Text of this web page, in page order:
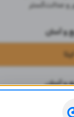
و آسان
ایتا
و آسان
بله